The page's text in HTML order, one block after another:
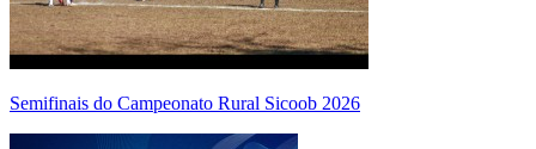
Semifinais do Campeonato Rural Sicoob 2026